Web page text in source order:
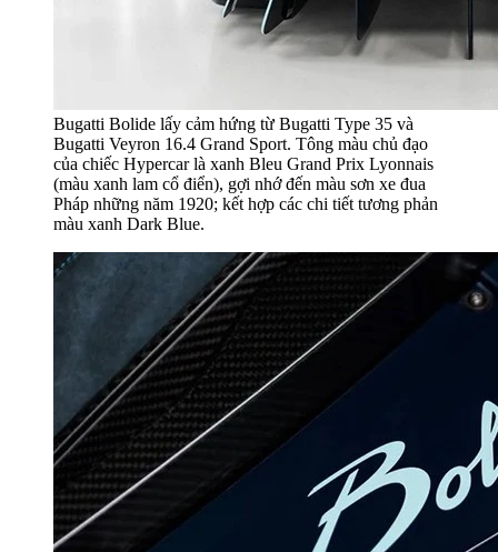
Bugatti Bolide lấy cảm hứng từ Bugatti Type 35 và
Bugatti Veyron 16.4 Grand Sport. Tông màu chủ đạo
của chiếc Hypercar là xanh Bleu Grand Prix Lyonnais
(màu xanh lam cổ điển), gợi nhớ đến màu sơn xe đua
Pháp những năm 1920; kết hợp các chi tiết tương phản
màu xanh Dark Blue.